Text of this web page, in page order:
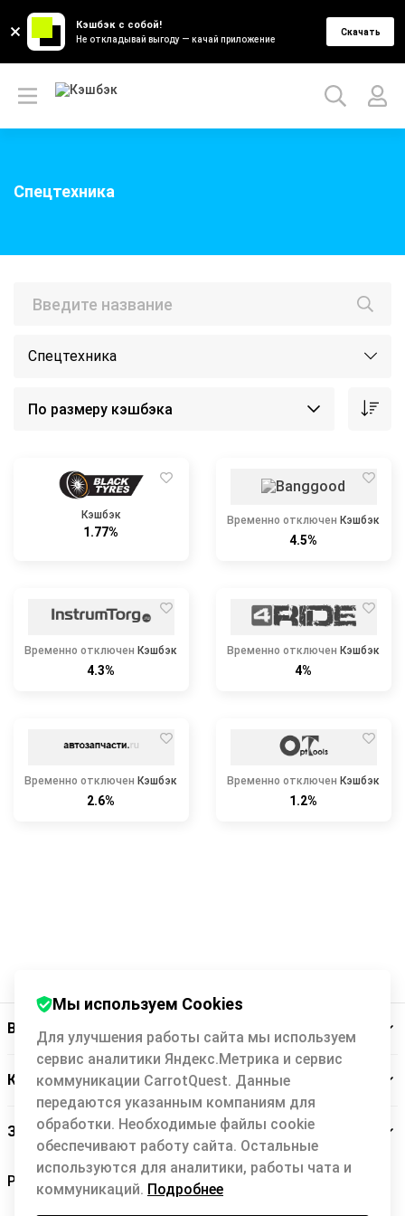
Кэшбэк с собой!
Не откладывай выгоду — качай приложение
Скачать
Спецтехника
Спецтехника
Кэшбэк
1.77%
Временно отключен Кэшбэк
4.5%
Временно отключен Кэшбэк
4.3%
Временно отключен Кэшбэк
4%
Временно отключен Кэшбэк
2.6%
Временно отключен Кэшбэк
1.2%
Backit
Кэшбэк-сервис
Заботимся о вас
Мы используем Cookies
Для улучшения работы сайта мы используем
сервис аналитики Яндекс.Метрика и сервис
коммуникации CarrotQuest. Данные
передаются указанным компаниям для
обработки. Необходимые файлы cookie
обеспечивают работу сайта. Остальные
используются для аналитики, работы чата и
коммуникаций. Подробнее